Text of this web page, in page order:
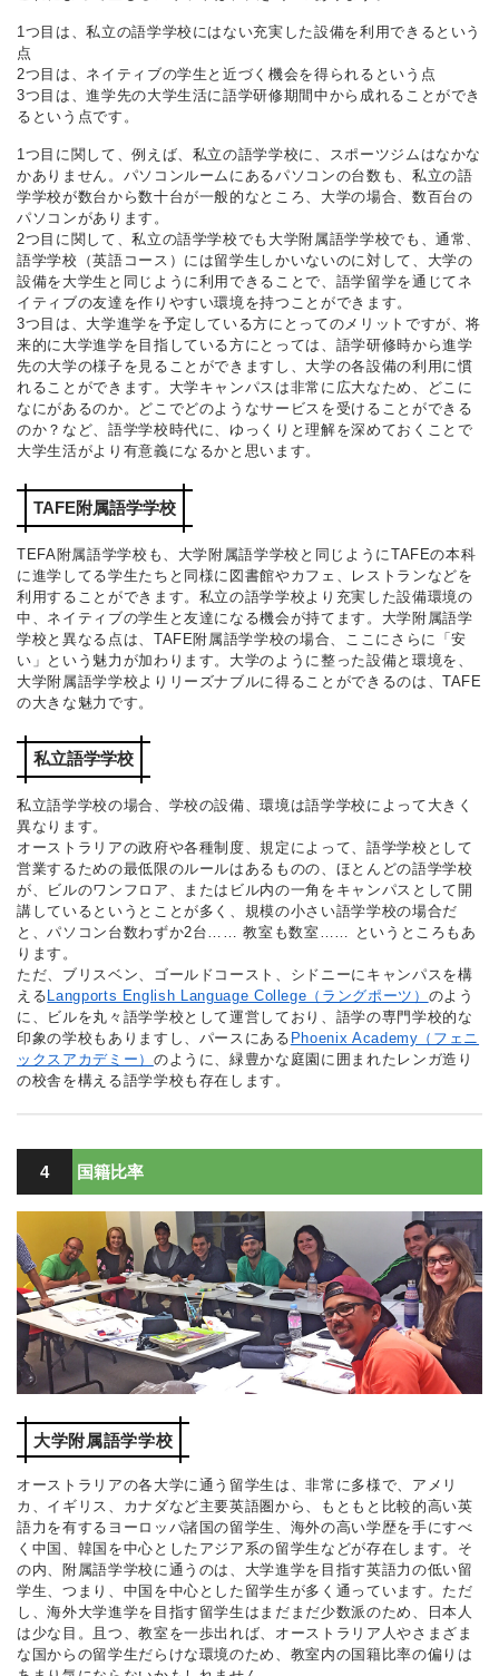
1つ目は、私立の語学学校にはない充実した設備を利用できるという
点
2つ目は、ネイティブの学生と近づく機会を得られるという点
3つ目は、進学先の大学生活に語学研修期間中から成れることができ
るという点です。
1つ目に関して、例えば、私立の語学学校に、スポーツジムはなかな
かありません。パソコンルームにあるパソコンの台数も、私立の語
学学校が数台から数十台が一般的なところ、大学の場合、数百台の
パソコンがあります。
2つ目に関して、私立の語学学校でも大学附属語学学校でも、通常、
語学学校（英語コース）には留学生しかいないのに対して、大学の
設備を大学生と同じように利用できることで、語学留学を通じてネ
イティブの友達を作りやすい環境を持つことができます。
3つ目は、大学進学を予定している方にとってのメリットですが、将
来的に大学進学を目指している方にとっては、語学研修時から進学
先の大学の様子を見ることができますし、大学の各設備の利用に慣
れることができます。大学キャンパスは非常に広大なため、どこに
なにがあるのか。どこでどのようなサービスを受けることができる
のか？など、語学学校時代に、ゆっくりと理解を深めておくことで
大学生活がより有意義になるかと思います。
TAFE附属語学学校
TEFA附属語学学校も、大学附属語学学校と同じようにTAFEの本科
に進学してる学生たちと同様に図書館やカフェ、レストランなどを
利用することができます。私立の語学学校より充実した設備環境の
中、ネイティブの学生と友達になる機会が持てます。大学附属語学
学校と異なる点は、TAFE附属語学学校の場合、ここにさらに「安
い」という魅力が加わります。大学のように整った設備と環境を、
大学附属語学学校よりリーズナブルに得ることができるのは、TAFE
の大きな魅力です。
私立語学学校
私立語学学校の場合、学校の設備、環境は語学学校によって大きく
異なります。
オーストラリアの政府や各種制度、規定によって、語学学校として
営業するための最低限のルールはあるものの、ほとんどの語学学校
が、ビルのワンフロア、またはビル内の一角をキャンパスとして開
講しているというとことが多く、規模の小さい語学学校の場合だ
と、パソコン台数わずか2台…… 教室も数室…… というところもあ
ります。
ただ、ブリスベン、ゴールドコースト、シドニーにキャンパスを構
える Langports English Language College（ラングポーツ） のよう
に、ビルを丸々語学学校として運営しており、語学の専門学校的な
印象の学校もありますし、パースにある Phoenix Academy（フェニ
ックスアカデミー） のように、緑豊かな庭園に囲まれたレンガ造り
の校舎を構える語学学校も存在します。
4 国籍比率
大学附属語学学校
オーストラリアの各大学に通う留学生は、非常に多様で、アメリ
カ、イギリス、カナダなど主要英語圏から、もともと比較的高い英
語力を有するヨーロッパ諸国の留学生、海外の高い学歴を手にすべ
く中国、韓国を中心としたアジア系の留学生などが存在します。そ
の内、附属語学学校に通うのは、大学進学を目指す英語力の低い留
学生、つまり、中国を中心とした留学生が多く通っています。ただ
し、海外大学進学を目指す留学生はまだまだ少数派のため、日本人
は少な目。且つ、教室を一歩出れば、オーストラリア人やさまざま
な国からの留学生だらけな環境のため、教室内の国籍比率の偏りは